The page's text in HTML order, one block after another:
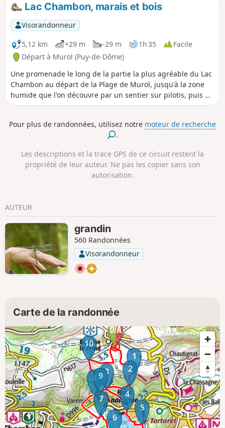
Lac Chambon, marais et bois
Visorandonneur
5,12 km
+29 m -29 m 1h 35
Facile
Départ à Murol (Puy-de-Dôme)
Une promenade le long de la partie la plus agréable du Lac
Chambon au départ de la Plage de Murol, jusqu'à la zone
humide que l'on découvre par un sentier sur pilotis, puis un
retour un peu en hauteur par le Bois des Bouves.
Pour plus de randonnées, utilisez notre moteur de recherche
.
Les descriptions et la trace GPS de ce circuit restent la
propriété de leur auteur. Ne pas les copier sans son
autorisation.
AUTEUR
grandin
560 Randonnées
Visorandonneur
Carte de la randonnée
1
2
3
4
5
6
7
89
10